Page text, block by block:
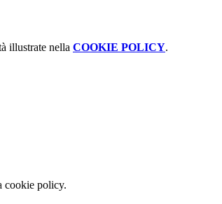
illustrate nella COOKIE POLICY.
cookie policy.